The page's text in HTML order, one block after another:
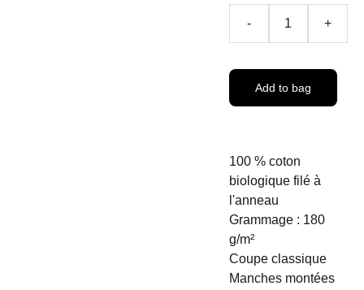
- +
Add to bag
100 % coton
biologique filé à
l'anneau
Grammage : 180
g/m²
Coupe classique
Manches montées